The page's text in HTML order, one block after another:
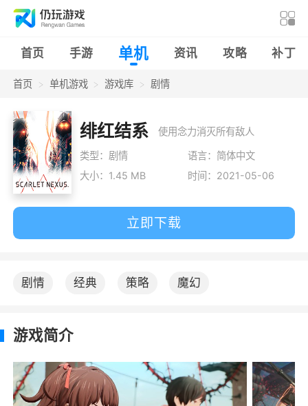
首页 手游 单机 资讯 攻略 补丁
首页 单机游戏 游戏库 剧情
绯红结系 使用念力消灭所有敌人
类型：剧情
语言：简体中文
大小：1.45 MB
时间：2021-05-06
立即下载
剧情 经典 策略 魔幻
游戏简介